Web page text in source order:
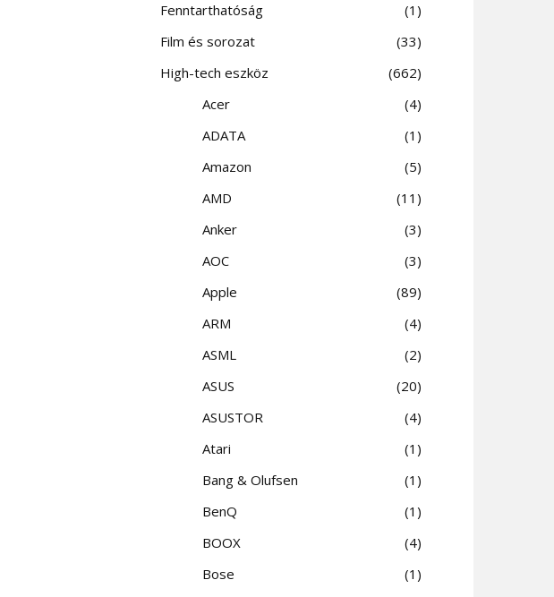
Fenntarthatóság
1
Film és sorozat
33
High-tech eszköz
662
Acer
4
ADATA
1
Amazon
5
AMD
11
Anker
3
AOC
3
Apple
89
ARM
4
ASML
2
ASUS
20
ASUSTOR
4
Atari
1
Bang & Olufsen
1
BenQ
1
BOOX
4
Bose
1